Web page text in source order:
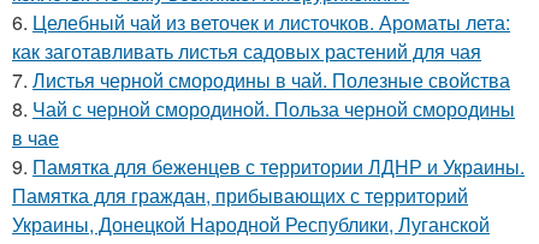
6. Целебный чай из веточек и листочков. Ароматы лета:
как заготавливать листья садовых растений для чая
7. Листья черной смородины в чай. Полезные свойства
8. Чай с черной смородиной. Польза черной смородины
в чае
9. Памятка для беженцев с территории ЛДНР и Украины.
Памятка для граждан, прибывающих с территорий
Украины, Донецкой Народной Республики, Луганской